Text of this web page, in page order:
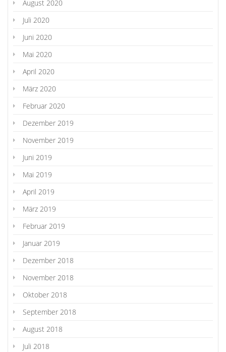
August 2020
Juli 2020
Juni 2020
Mai 2020
April 2020
März 2020
Februar 2020
Dezember 2019
November 2019
Juni 2019
Mai 2019
April 2019
März 2019
Februar 2019
Januar 2019
Dezember 2018
November 2018
Oktober 2018
September 2018
August 2018
Juli 2018